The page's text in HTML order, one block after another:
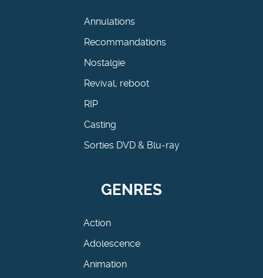
Annulations
Recommandations
Nostalgie
Revival, reboot
RIP
Casting
Sorties DVD & Blu-ray
GENRES
Action
Adolescence
Animation